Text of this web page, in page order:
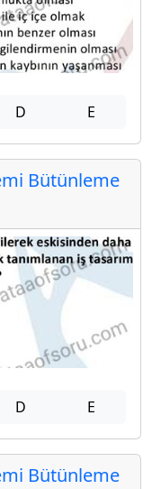
D E
Bütünleme
D E
Bütünleme